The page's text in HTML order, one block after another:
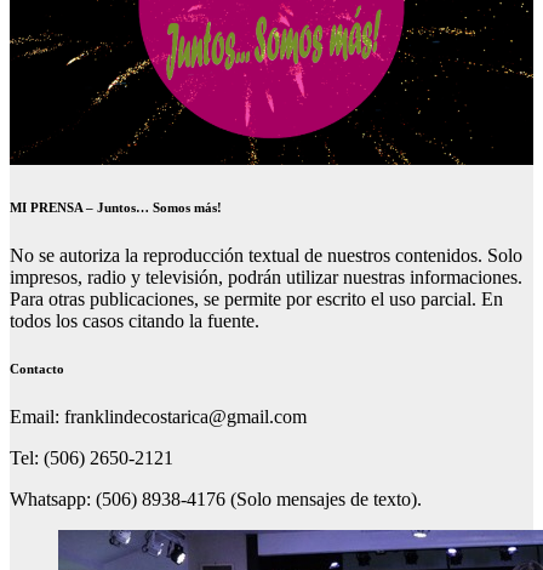
MI PRENSA – Juntos… Somos más!
No se autoriza la reproducción textual de nuestros contenidos. Solo
impresos, radio y televisión, podrán utilizar nuestras informaciones.
Para otras publicaciones, se permite por escrito el uso parcial. En
todos los casos citando la fuente.
Contacto
Email: franklindecostarica@gmail.com
Tel: (506) 2650-2121
Whatsapp: (506) 8938-4176 (Solo mensajes de texto).